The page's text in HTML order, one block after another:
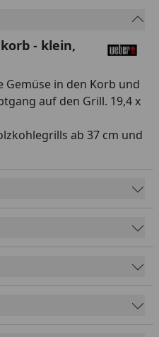
- klein,
Gemüse in den Korb und
auf den Grill. 19,4 x
ab 37 cm und